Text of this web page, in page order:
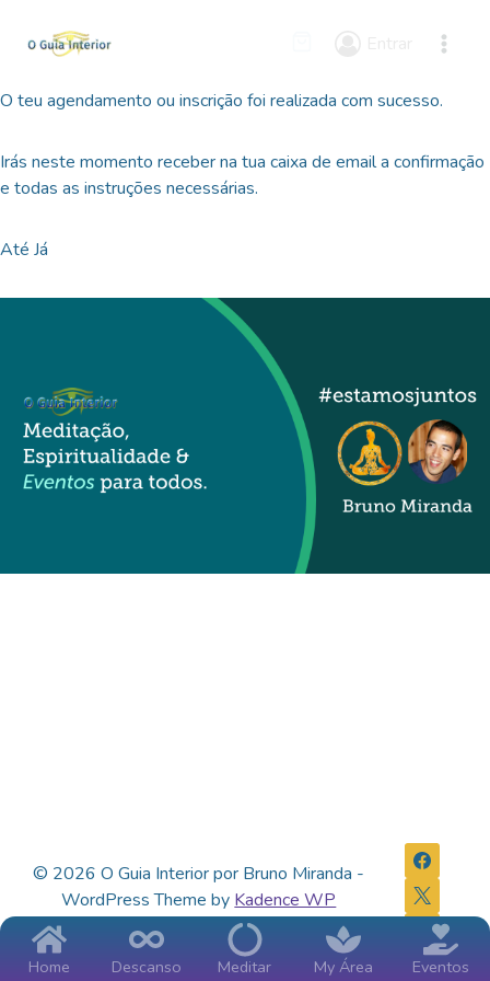
O teu agendamento ou inscrição foi realizada com sucesso.
Irás neste momento receber na tua caixa de email a confirmação
e todas as instruções necessárias.
Até Já
© 2026 O Guia Interior por Bruno Miranda -
WordPress Theme by Kadence WP
Home Descanso Meditar My Área Eventos